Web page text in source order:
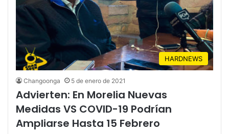
HARDNEWS
Changoonga 5 de enero de 2021
Advierten: En Morelia Nuevas
Medidas VS COVID-19 Podrían
Ampliarse Hasta 15 Febrero